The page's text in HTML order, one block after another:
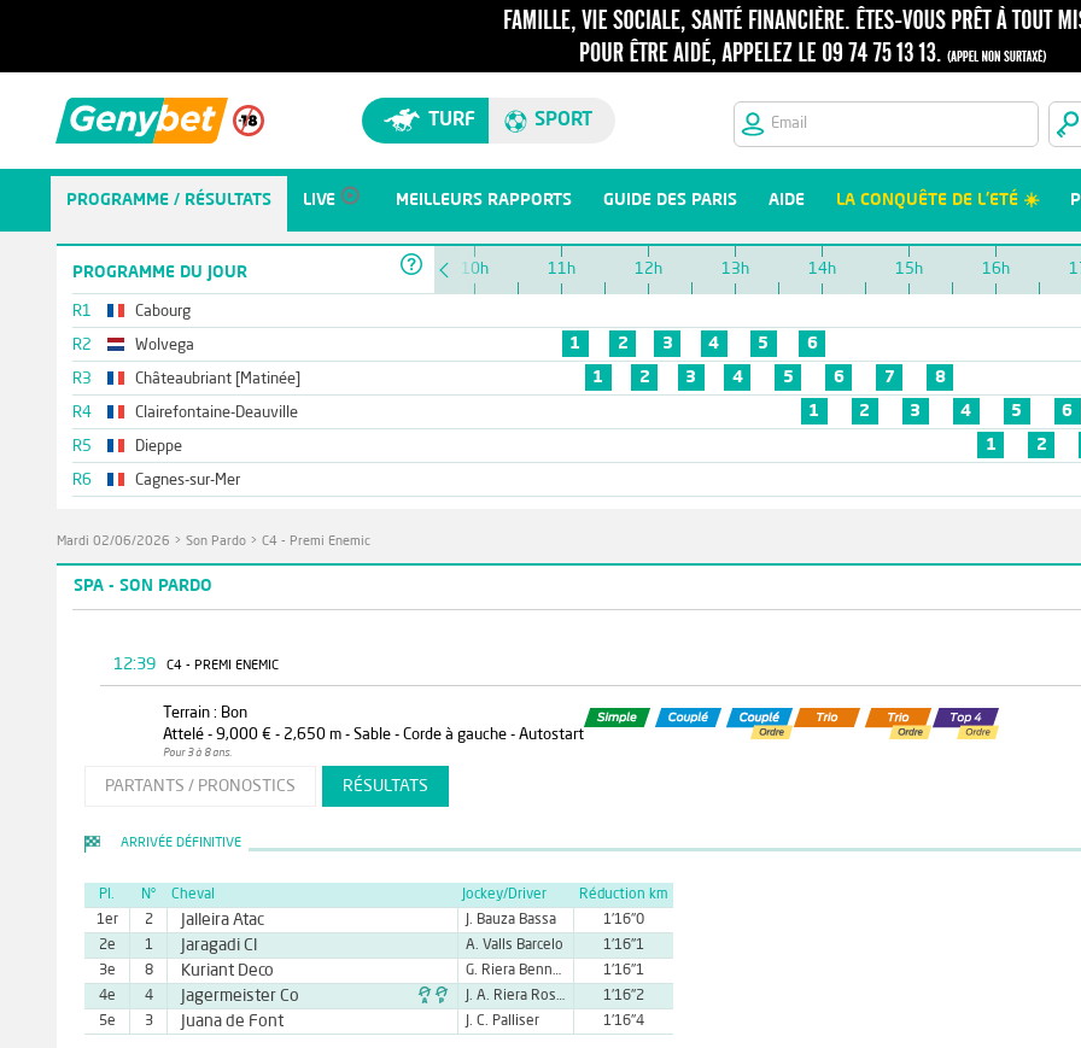
TURF SPORT
PROGRAMME / RÉSULTATS LIVE MEILLEURS RAPPORTS GUIDE DES PARIS AIDE LA CONQUÊTE DE L'ETÉ ☀️
PROGRAMME DU JOUR
R1 Cabourg
R2 Wolvega
R3 Châteaubriant [Matinée]
R4 Clairefontaine-Deauville
R5 Dieppe
R6 Cagnes-sur-Mer
10h 11h 12h 13h 14h 15h 16h
1
2 3 4 5
6
1
2 3 4 5 6 7
8
1
2 3 4 5 6
1
2
Mardi 02/06/2026 > Son Pardo > C4 - Premi Enemic
SPA - SON PARDO
12:39 C4 - PREMI ENEMIC
Terrain : Bon
Attelé - 9,000 € - 2,650 m - Sable - Corde à gauche - Autostart
Pour 3 à 8 ans.
PARTANTS / PRONOSTICS RÉSULTATS
ARRIVÉE DÉFINITIVE
Pl. N° Cheval Jockey/Driver
Réduction km
1er
2 Jalleira Atac J. Bauza Bassa
1'16''0
2e
1 Jaragadi Cl A. Valls Barcelo
1'16''1
3e
8 Kuriant Deco G. Riera Bennasar
1'16''1
4e
4 Jagermeister Co  J. A. Riera Rossello
1'16''2
5e
3 Juana de Font J. C. Palliser 1'16''4